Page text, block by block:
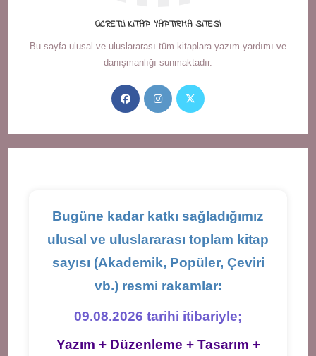
ÜCRETLI KITAP YAPTIRMA SITESI
Bu sayfa ulusal ve uluslararası tüm kitaplara yazım yardımı ve
danışmanlığı sunmaktadır.
Opens
in
new
Opens
in
new
Opens
new
Bugüne kadar katkı sağladığımız
ulusal ve uluslararası toplam kitap
sayısı (Akademik, Popüler, Çeviri
vb.) resmi rakamlar:
09.08.2026 tarihi itibariyle;
Yazım + Düzenleme + Tasarım +